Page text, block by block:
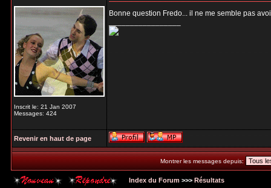
Inscrit le: 21 Jan 2007
Messages: 424
Bonne question Fredo... il ne me semble pas
_________________
Revenir en haut de page
Montrer les messages depuis:
Index du Forum >>> Résultats